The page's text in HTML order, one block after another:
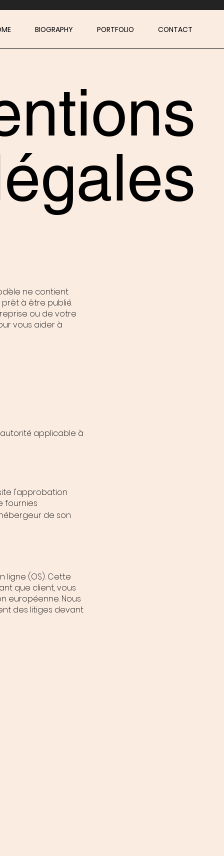
BIOGRAPHY PORTFOLIO CONTACT
ne contient
à être publié.
ou de votre
vous aider à
applicable à
l'approbation
fournies
de son
ligne (OS). Cette
que client, vous
européenne. Nous
des litiges devant